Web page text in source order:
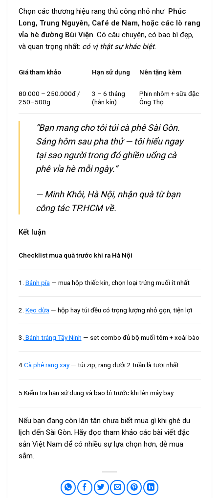
Chọn các thương hiệu rang thủ công nhỏ như Phúc
Long, Trung Nguyên, Café de Nam, hoặc các lò rang
vỉa hè đường Bùi Viện. Có câu chuyện, có bao bì đẹp,
và quan trọng nhất: có vị thật sự khác biệt.
Giá tham khảo Hạn sử dụng Nên tặng kèm
80.000 – 250.000đ /
250–500g
3 – 6 tháng
(hàn kín)
Phin nhôm + sữa đặc
Ông Thọ
“Bạn mang cho tôi túi cà phê Sài Gòn.
Sáng hôm sau pha thử — tôi hiểu ngay
tại sao người trong đó ghiền uống cà
phê vỉa hè mỗi ngày.”
— Minh Khôi, Hà Nội, nhận quà từ bạn
công tác TP.HCM về.
Kết luận
Checklist mua quà trước khi ra Hà Nội
1. Bánh pía — mua hộp thiếc kín, chọn loại trứng muối ít nhất
2. Kẹo dừa — hộp hay túi đều có trọng lượng nhỏ gọn, tiện lợi
3. Bánh tráng Tây Ninh — set combo đủ bộ muối tôm + xoài bào
4.Cà phê rang xay— túi zip, rang dưới 2 tuần là tươi nhất
5.Kiểm tra hạn sử dụng và bao bì trước khi lên máy bay
Nếu bạn đang còn lăn tăn chưa biết mua gì khi ghé du
lịch đến Sài Gòn. Hãy đọc tham khảo các bài viết đặc
sản Việt Nam để có nhiều sự lựa chọn hơn, dễ mua
sắm.